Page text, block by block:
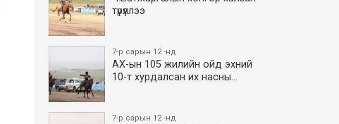
түрүүллээ
7-р сарын 12 -нд
АХ-ын 105 жилийн ойд эхний
10-т хурдалсан их насны…
7-р сарын 12 -нд